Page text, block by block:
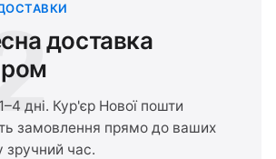
доставка
1–4 дні. Кур'єр Нової пошти
замовлення прямо до ваших
зручний час.